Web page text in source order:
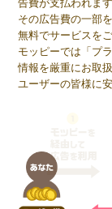
告費が支払われます
その広告費の一部
無料でサービスを
モッピーでは「プ
情報を厳重にお取
ユーザーの皆様に